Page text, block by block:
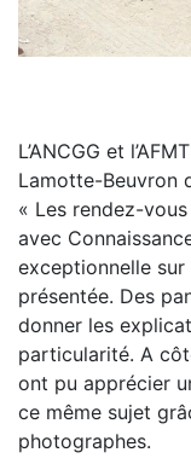
L’ANCGG et
Lamotte-Beuvron
« Les rendez-
avec
exceptionnelle
présentée. Des
donner les
particularité. A
ont pu apprécier
ce même sujet
photographes.